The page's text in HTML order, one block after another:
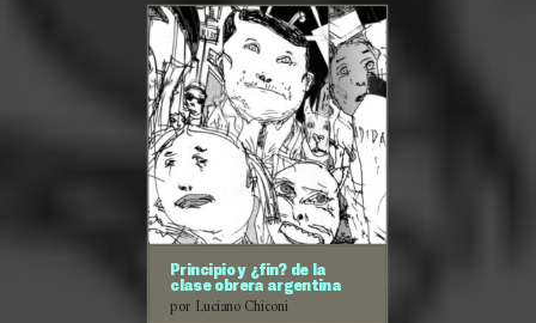
Principio y ¿fin? de la
clase obrera argentina
por Luciano Chiconi